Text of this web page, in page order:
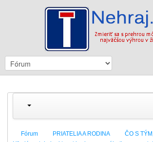
Fórum PRIATELIA A RODINA
ČO S